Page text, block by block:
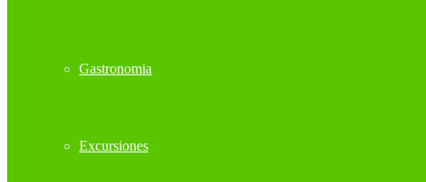
Gastronomia
Excursiones